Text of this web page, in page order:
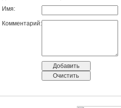
Имя:
Комментарий: